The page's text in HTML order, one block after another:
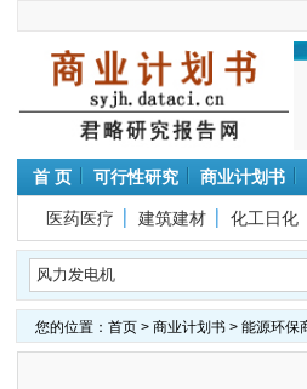
首 页 可行性研究 商业计划书
医药医疗 建筑建材 化工日化
您的位置： 首页> 商业计划书> 能源环保